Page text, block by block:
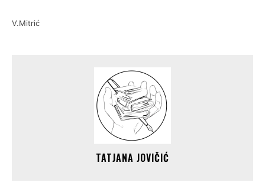
V.Mitrić
TATJANA JOVIČIĆ